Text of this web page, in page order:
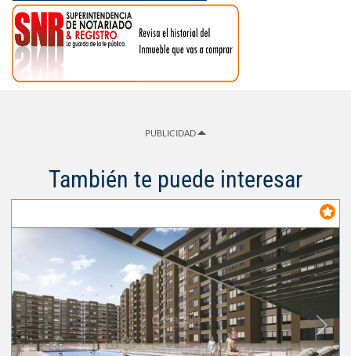
PUBLICIDAD
También te puede interesar